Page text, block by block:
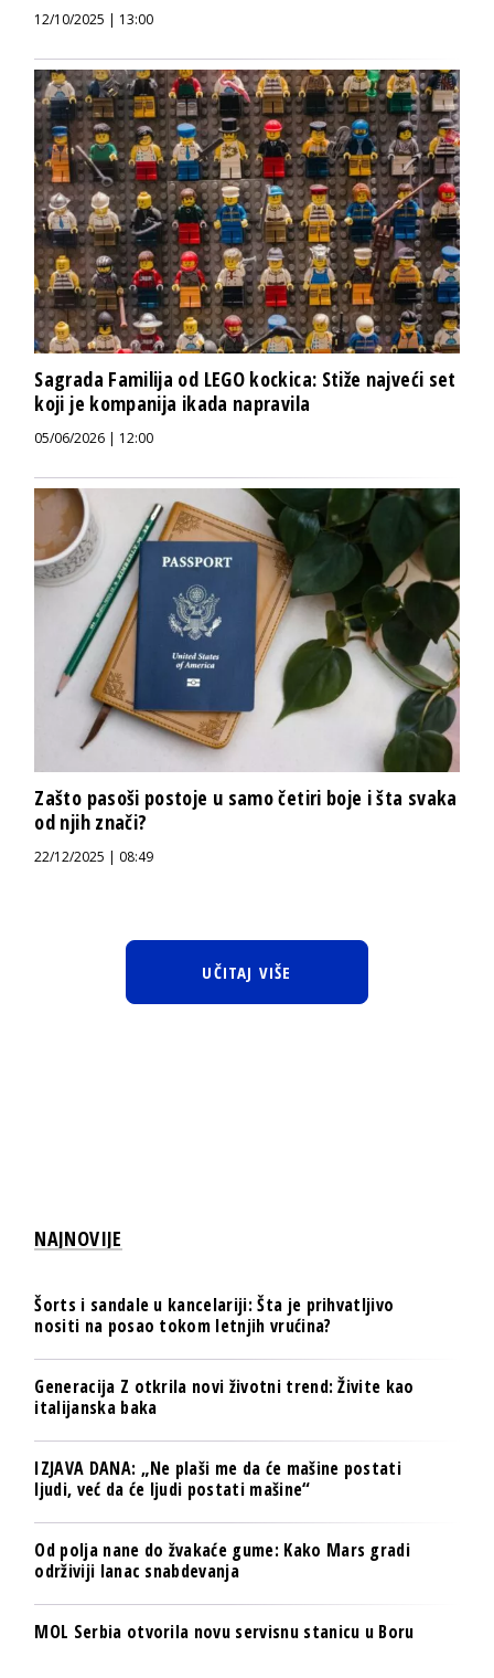
12/10/2025 | 13:00
Sagrada Familija od LEGO kockica: Stiže najveći set
koji je kompanija ikada napravila
05/06/2026 | 12:00
Zašto pasoši postoje u samo četiri boje i šta svaka
od njih znači?
22/12/2025 | 08:49
UČITAJ VIŠE
NAJNOVIJE
Šorts i sandale u kancelariji: Šta je prihvatljivo
nositi na posao tokom letnjih vrućina?
Generacija Z otkrila novi životni trend: Živite kao
italijanska baka
IZJAVA DANA: „Ne plaši me da će mašine postati
ljudi, već da će ljudi postati mašine“
Od polja nane do žvakaće gume: Kako Mars gradi
održiviji lanac snabdevanja
MOL Serbia otvorila novu servisnu stanicu u Boru